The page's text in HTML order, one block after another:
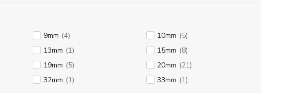
9mm (4) 10mm (5)
13mm (1) 15mm (8)
19mm (5) 20mm (21)
32mm (1) 33mm (1)